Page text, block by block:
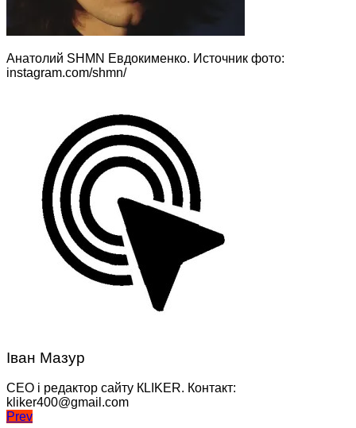
Анатолий SHMN Евдокименко. Источник фото:
instagram.com/shmn/
Іван Мазур
CEO і редактор сайту КLIKER. Контакт:
kliker400@gmail.com
Навігація
Prev